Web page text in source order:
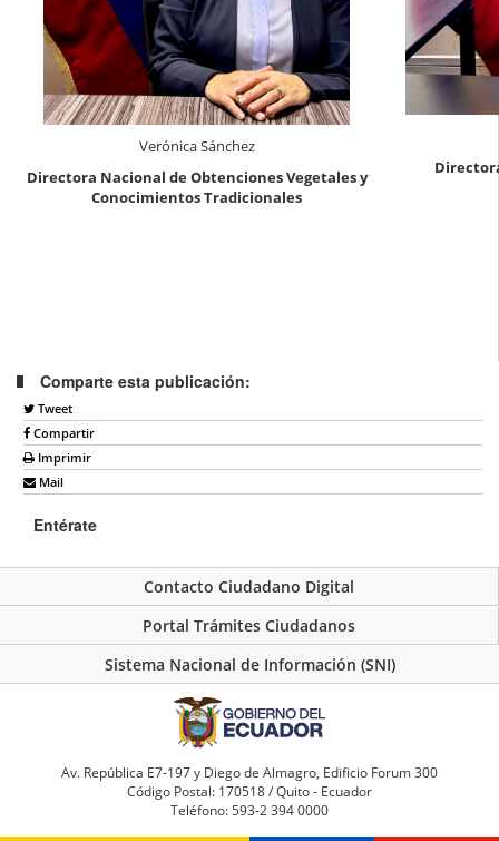
Verónica Sánchez
Directora Nacional de Obtenciones Vegetales y
Conocimientos Tradicionales
Comparte esta publicación:
Tweet
Compartir
Imprimir
Mail
Entérate
Contacto Ciudadano Digital
Portal Trámites Ciudadanos
Sistema Nacional de Información (SNI)
Av. República E7-197 y Diego de Almagro, Edificio Forum 300
Código Postal: 170518 / Quito - Ecuador
Teléfono: 593-2 394 0000